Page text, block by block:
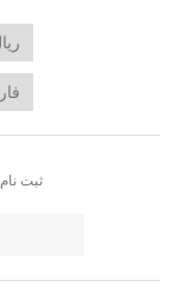
ثبت نام